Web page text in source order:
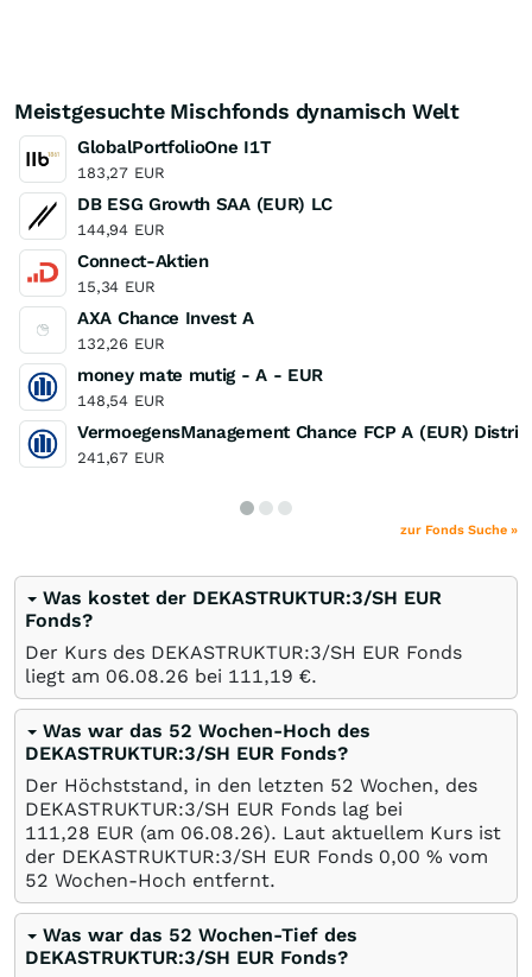
Meistgesuchte Mischfonds dynamisch Welt
GlobalPortfolioOne I1T
183,27 EUR
DB ESG Growth SAA (EUR) LC
144,94 EUR
Connect-Aktien
15,34 EUR
AXA Chance Invest A
132,26 EUR
money mate mutig - A - EUR
148,54 EUR
VermoegensManagement Chance FCP A (EUR)
241,67 EUR
zur Fonds Suche »
Was kostet der DEKASTRUKTUR:3/SH EUR
Fonds?
Der Kurs des DEKASTRUKTUR:3/SH EUR Fonds
liegt am 06.08.26 bei 111,19 €.
Was war das 52 Wochen-Hoch des
DEKASTRUKTUR:3/SH EUR Fonds?
Der Höchststand, in den letzten 52 Wochen, des
DEKASTRUKTUR:3/SH EUR Fonds lag bei
111,28 EUR (am 06.08.26). Laut aktuellem Kurs ist
der DEKASTRUKTUR:3/SH EUR Fonds 0,00 % vom
52 Wochen-Hoch entfernt.
Was war das 52 Wochen-Tief des
DEKASTRUKTUR:3/SH EUR Fonds?